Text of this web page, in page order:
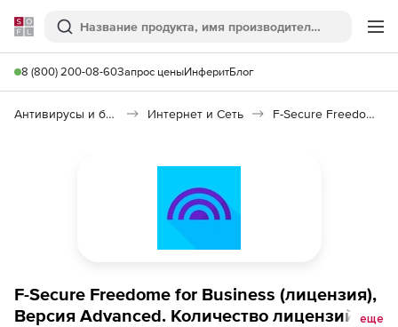
Softline
Поиск
8 (800) 200-08-60Запрос ценыИнферитБлог
Антивирусы и безопасность Интернет и Сеть F-Secure Freedome for Business
F-Secure Freedome for Business (лицензия),
Версия Advanced. Количество лицензий на
еще